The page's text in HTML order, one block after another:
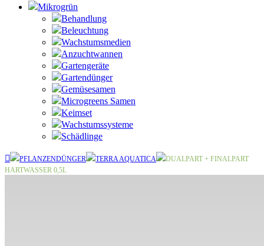
Mikrogrün
Behandlung
Beleuchtung
Wachstumsmedien
Anzuchtwannen
Gartengeräte
Gartendünger
Gemüsesamen
Microgreens Samen
Keimset
Wachstumssysteme
Schädlinge
PFLANZENDÜNGER TERRA AQUATICA
DUALPART + FINALPART
HARTWASSER 0,5L